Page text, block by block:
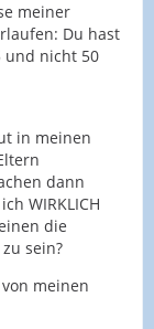
meiner
Du hast
und nicht 50
in meinen
dann
WIRKLICH
die
sein?
meinen